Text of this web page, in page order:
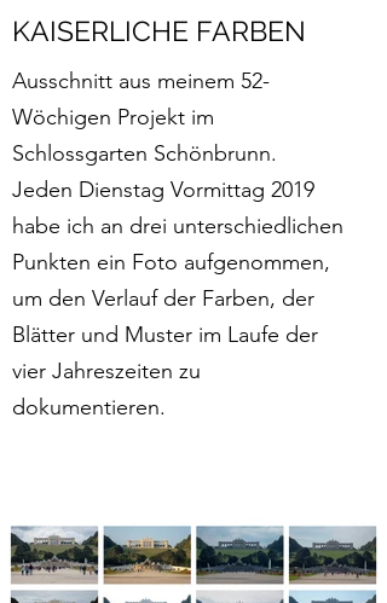
KAISERLICHE FARBEN
Ausschnitt aus meinem 52-
Wöchigen Projekt im
Schlossgarten Schönbrunn.
Jeden Dienstag Vormittag 2019
habe ich an drei unterschiedlichen
Punkten ein Foto aufgenommen,
um den Verlauf der Farben, der
Blätter und Muster im Laufe der
vier Jahreszeiten zu
dokumentieren.